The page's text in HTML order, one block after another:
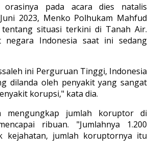
orasinya pada acara dies natalis
2023, Menko Polhukam Mahfud
situasi terkini di Tanah Air.
negara Indonesia saat ini sedang
ini Perguruan Tinggi, Indonesia
dilanda oleh penyakit yang sangat
korupsi," kata dia.
mengungkap jumlah koruptor di
ribuan. "Jumlahnya 1.200
kejahatan, jumlah koruptornya itu